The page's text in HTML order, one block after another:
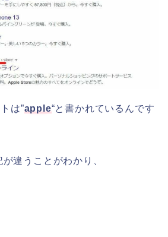
は”apple“と書かれているんです
違うことがわかり、